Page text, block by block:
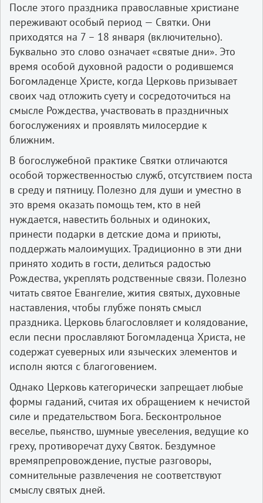
После этого праздника православные христиане
переживают особый период — Святки. Они
приходятся на 7 – 18 января (включительно).
Буквально это слово означает «святые дни». Это
время особой духовной радости о родившемся
Богомладенце Христе, когда Церковь призывает
своих чад отложить суету и сосредоточиться на
смысле Рождества, участвовать в праздничных
богослужениях и проявлять милосердие к
ближним.
В богослужебной практике Святки отличаются
особой торжественностью служб, отсутствием поста
в среду и пятницу. Полезно для души и уместно в
это время оказать помощь тем, кто в ней
нуждается, навестить больных и одиноких,
принести подарки в детские дома и приюты,
поддержать малоимущих. Традиционно в эти дни
принято ходить в гости, делиться радостью
Рождества, укреплять родственные связи. Полезно
читать святое Евангелие, жития святых, духовные
наставления, чтобы глубже понять смысл
праздника. Церковь благословляет и колядование,
если песни прославляют Богомладенца Христа, не
содержат суеверных или языческих элементов и
исполн яются с благоговением.
Однако Церковь категорически запрещает любые
формы гаданий, считая их обращением к нечистой
силе и предательством Бога. Бесконтрольное
веселье, пьянство, шумные увеселения, ведущие ко
греху, противоречат духу Святок. Бездумное
времяпрепровождение, пустые разговоры,
сомнительные развлечения не соответствуют
смыслу святых дней.